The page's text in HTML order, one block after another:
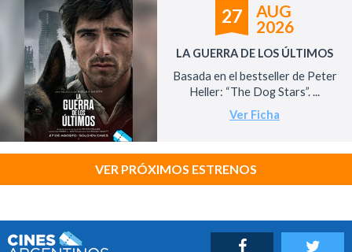
27
AUG
2026
LA GUERRA DE LOS ÚLTIMOS
Basada en el bestseller de Peter
Heller: “The Dog Stars”. ...
Ver Ficha
VER PRÓXIMOS ESTRENOS